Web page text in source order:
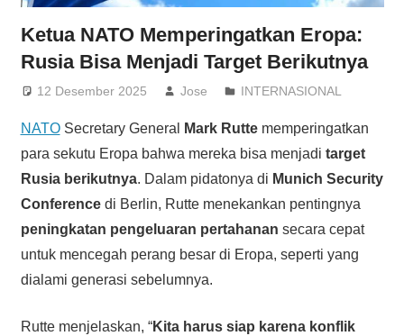
Ketua NATO Memperingatkan Eropa:
Rusia Bisa Menjadi Target Berikutnya
12 Desember 2025 Jose INTERNASIONAL
NATOSecretary General Mark Ruttememperingatkan
para sekutu Eropa bahwa mereka bisa menjadi target
Rusia berikutnya. Dalam pidatonya di Munich Security
Conferencedi Berlin, Rutte menekankan pentingnya
peningkatan pengeluaran pertahanan secara cepat
untuk mencegah perang besar di Eropa, seperti yang
dialami generasi sebelumnya.
Rutte menjelaskan, “Kita harus siap karena konflik